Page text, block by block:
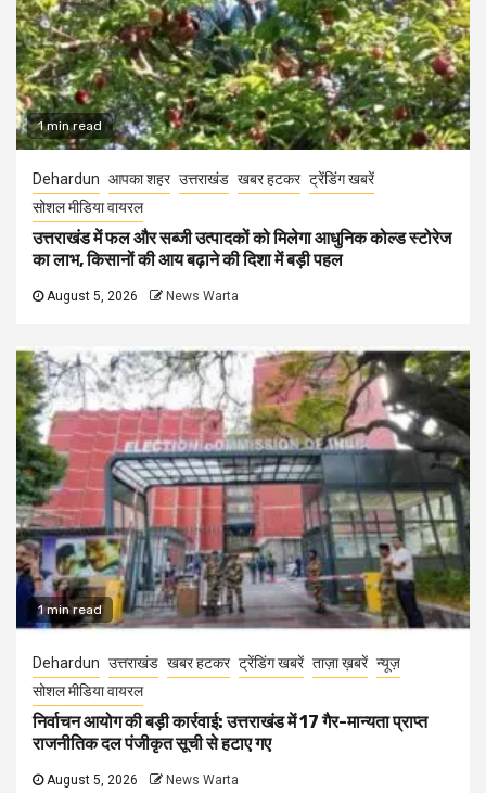
1 min read
Dehardun आपका शहर उत्तराखंड खबर हटकर ट्रेंडिंग खबरें
सोशल मीडिया वायरल
उत्तराखंड में फल और सब्जी उत्पादकों को मिलेगा आधुनिक कोल्ड स्टोरेज
का लाभ, किसानों की आय बढ़ाने की दिशा में बड़ी पहल
August 5, 2026 News Warta
1 min read
Dehardun उत्तराखंड खबर हटकर ट्रेंडिंग खबरें ताज़ा ख़बरें न्यूज़
सोशल मीडिया वायरल
निर्वाचन आयोग की बड़ी कार्रवाई: उत्तराखंड में 17 गैर-मान्यता प्राप्त
राजनीतिक दल पंजीकृत सूची से हटाए गए
August 5, 2026 News Warta